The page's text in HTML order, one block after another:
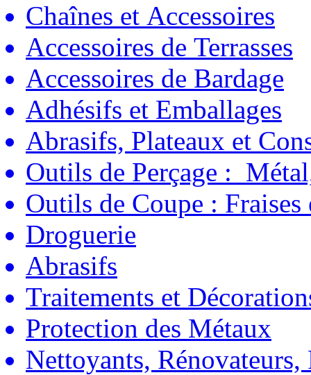
Chaînes et Accessoires
Accessoires de Terrasses
Accessoires de Bardage
Adhésifs et Emballages
Abrasifs, Plateaux et
Outils de Perçage :
Outils de Coupe : Fraises
Droguerie
Abrasifs
Traitements et
Protection des Métaux
Nettoyants, Rénovateurs,